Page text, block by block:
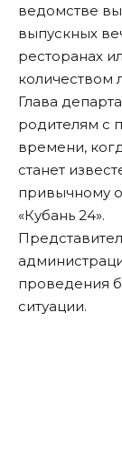
ведомстве
выпускных
ресторанах
количеством
Глава
родителям с
времени,
станет
привычному
«Кубань 24».
проведения
ситуации.